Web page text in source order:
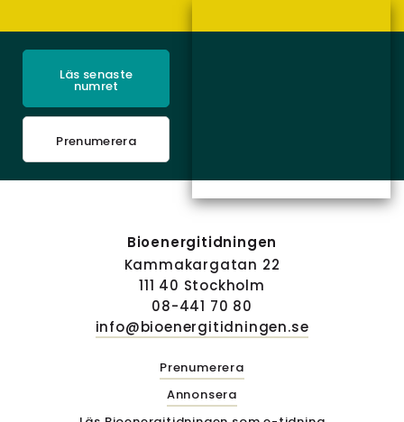
Läs senaste
numret
Prenumerera
Bioenergitidningen
Kammakargatan 22
111 40 Stockholm
08-441 70 80
info@bioenergitidningen.se
Prenumerera
Annonsera